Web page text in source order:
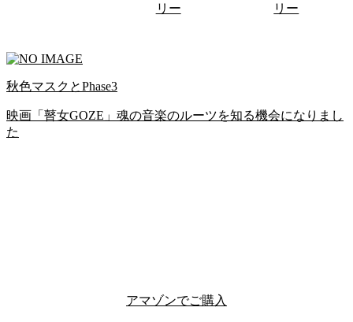
リー
リー
秋色マスクとPhase3
映画「瞽女GOZE」魂の音楽のルーツを知る機会になりまし
た
アマゾンでご購入